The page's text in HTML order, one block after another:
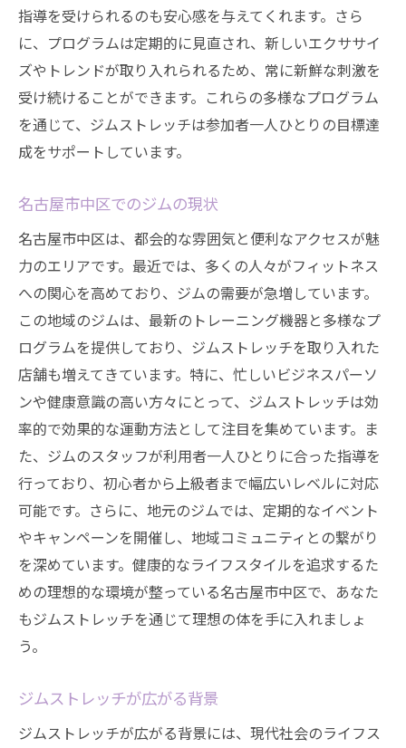
指導を受けられるのも安心感を与えてくれます。さら
に、プログラムは定期的に見直され、新しいエクササイ
ズやトレンドが取り入れられるため、常に新鮮な刺激を
受け続けることができます。これらの多様なプログラム
を通じて、ジムストレッチは参加者一人ひとりの目標達
成をサポートしています。
名古屋市中区でのジムの現状
名古屋市中区は、都会的な雰囲気と便利なアクセスが魅
力のエリアです。最近では、多くの人々がフィットネス
への関心を高めており、ジムの需要が急増しています。
この地域のジムは、最新のトレーニング機器と多様なプ
ログラムを提供しており、ジムストレッチを取り入れた
店舗も増えてきています。特に、忙しいビジネスパーソ
ンや健康意識の高い方々にとって、ジムストレッチは効
率的で効果的な運動方法として注目を集めています。ま
た、ジムのスタッフが利用者一人ひとりに合った指導を
行っており、初心者から上級者まで幅広いレベルに対応
可能です。さらに、地元のジムでは、定期的なイベント
やキャンペーンを開催し、地域コミュニティとの繋がり
を深めています。健康的なライフスタイルを追求するた
めの理想的な環境が整っている名古屋市中区で、あなた
もジムストレッチを通じて理想の体を手に入れましょ
う。
ジムストレッチが広がる背景
ジムストレッチが広がる背景には、現代社会のライフス